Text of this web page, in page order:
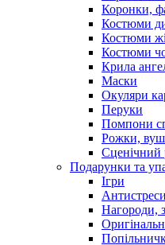
Коронки,
Костюми
Костюми
Костюми
Крила
Маски
Окуляри
Перуки
Помпони
Рожки,
Сценічний
Подарунки та
Ігри
Нагороди,